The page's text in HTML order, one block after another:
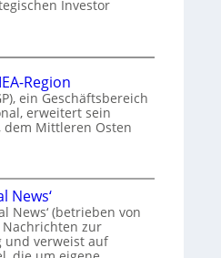
Investor
Region
ein Geschäftsbereich
erweitert sein
dem Mittleren Osten
News‘
News‘ (betrieben von
zur
und verweist auf